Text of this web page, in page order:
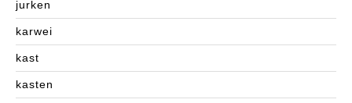
jurken
karwei
kast
kasten